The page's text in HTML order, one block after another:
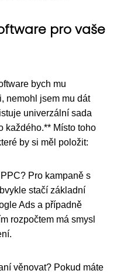
pro vaše
bych mu
nemohl jsem mu dát
univerzální sada
každého.** Místo toho
by si měl položit:
Pro kampaně s
stačí základní
Ads a případně
rozpočtem má smysl
věnovat? Pokud máte